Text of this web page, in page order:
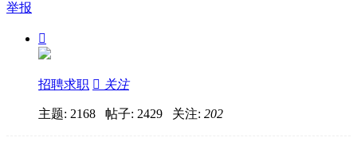
举报

招聘求职  关注
主题: 2168 帖子: 2429 关注: 202